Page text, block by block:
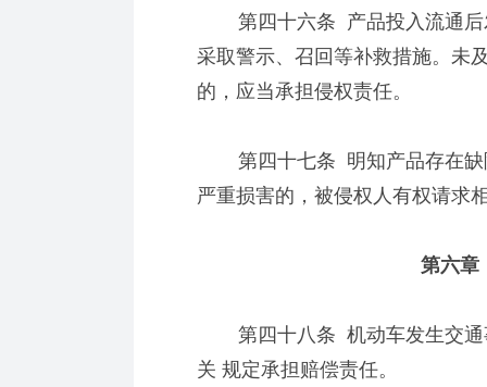
第四十六条 产品投入流通后
采取警示、召回等补救措施。未
的，应当承担侵权责任。
第四十七条 明知产品存在缺
严重损害的，被侵权人有权请求
第六章
第四十八条 机动车发生交通
关 规定承担赔偿责任。